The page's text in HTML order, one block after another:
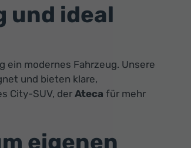
und ideal
ein modernes Fahrzeug. Unsere
und bieten klare,
City-SUV, derAteca für mehr
eigenen